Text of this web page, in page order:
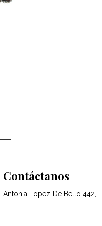
Contáctanos
Antonia Lopez De Bello 442,